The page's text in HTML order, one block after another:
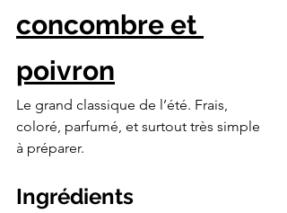
concombre et
poivron
Le grand classique de l’été. Frais,
coloré, parfumé, et surtout très simple
à préparer.
Ingrédients